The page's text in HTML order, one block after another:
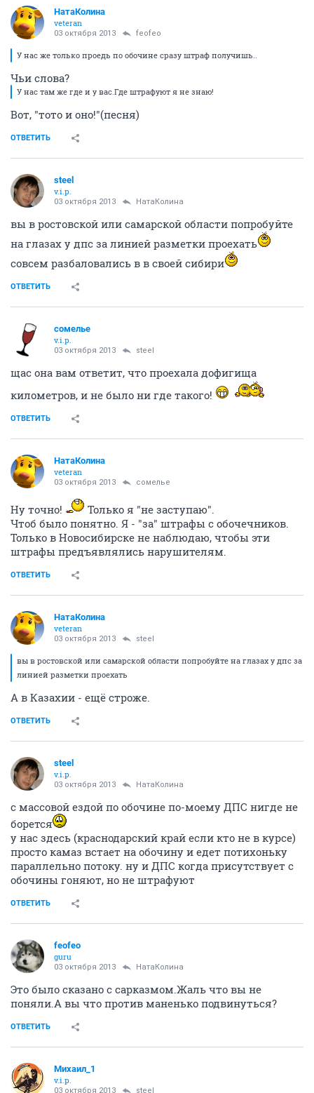
НатаКолина
veteran
03 октября 2013 feofeo
У нас же только проедь по обочине сразу штраф получишь..
Чьи слова?
У нас там же где и у вас.Где штрафуют я не знаю!
Вот, "тото и оно!"(песня)
ОТВЕТИТЬ
steel
v.i.p.
03 октября 2013 НатаКолина
вы в ростовской или самарской области попробуйте
на глазах у дпс за линией разметки проехать
совсем разбаловались в в своей сибири
ОТВЕТИТЬ
сомелье
v.i.p.
03 октября 2013 steel
щас она вам ответит, что проехала дофигища
километров, и не было ни где такого!
ОТВЕТИТЬ
НатаКолина
veteran
03 октября 2013 сомелье
Ну точно!
Только я "не заступаю".
Чтоб было понятно. Я - "за" штрафы с обочечников.
Только в Новосибирске не наблюдаю, чтобы эти
штрафы предъявлялись нарушителям.
ОТВЕТИТЬ
НатаКолина
veteran
03 октября 2013 steel
вы в ростовской или самарской области попробуйте на глазах у дпс за
линией разметки проехать
А в Казахии - ещё строже.
ОТВЕТИТЬ
steel
v.i.p.
03 октября 2013 НатаКолина
с массовой ездой по обочине по-моему ДПС нигде не
борется
у нас здесь (краснодарский край если кто не в курсе)
просто камаз встает на обочину и едет потихоньку
параллельно потоку. ну и ДПС когда присутствует с
обочины гоняют, но не штрафуют
ОТВЕТИТЬ
feofeo
guru
03 октября 2013 НатаКолина
Это было сказано с сарказмом.Жаль что вы не
поняли.А вы что против маненько подвинуться?
ОТВЕТИТЬ
Михаил_1
v.i.p.
03 октября 2013 steel